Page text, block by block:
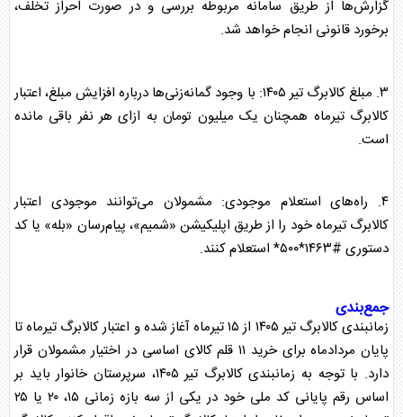
گزارش‌ها از طریق سامانه مربوطه بررسی و در صورت احراز تخلف،
برخورد قانونی انجام خواهد شد.
۳. مبلغ کالابرگ تیر ۱۴۰۵: با وجود گمانه‌زنی‌ها درباره افزایش مبلغ، اعتبار
کالابرگ تیرماه همچنان یک میلیون تومان به ازای هر نفر باقی مانده
است.
۴. راه‌های استعلام موجودی: مشمولان می‌توانند موجودی اعتبار
کالابرگ تیرماه خود را از طریق اپلیکیشن «شمیم»، پیام‌رسان «بله» یا کد
دستوری #۱۴۶۳*۵۰۰* استعلام کنند.
جمع‌بندی
زمانبندیکالابرگ تیر ۱۴۰۵ از ۱۵ تیرماه آغاز شده و اعتبار کالابرگ تیرماه تا
پایان مردادماه برای خرید ۱۱ قلم کالای اساسی در اختیار مشمولان قرار
دارد. با توجه به زمانبندیکالابرگ
تیر ۱۴۰۵، سرپرستان خانوار باید بر
اساس رقم پایانی کد ملی خود در یکی از سه بازه زمانی ۱۵، ۲۰ یا ۲۵